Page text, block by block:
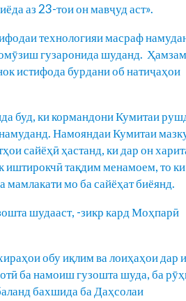
аз 23-тои он мавҷуд аст».
технологияи масраф
гузаронида шуданд.
истифода бурдани об натиҷаҳои
буд, ки кормандони Кумитаи
Намояндаи Кумитаи
сайёҳӣ ҳастанд, ки дар он
тақдим менамоем, то ки
мо ба сайёҳат биёянд.
шудааст, -зикр кард Моҳпарӣ
обу иқлим ва лоиҳаҳои дар
ба намоиш гузошта шуда, ба
бахшида ба Даҳсолаи